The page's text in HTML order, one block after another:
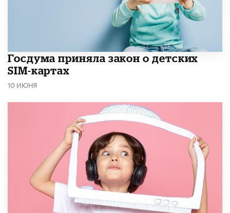
Госдума приняла закон о детских
SIM-картах
10 ИЮНЯ